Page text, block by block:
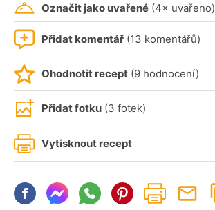
Označit jako uvařené (4× uvařeno)
Přidat komentář (13 komentářů)
Ohodnotit recept (9 hodnocení)
Přidat fotku (3 fotek)
Vytisknout recept